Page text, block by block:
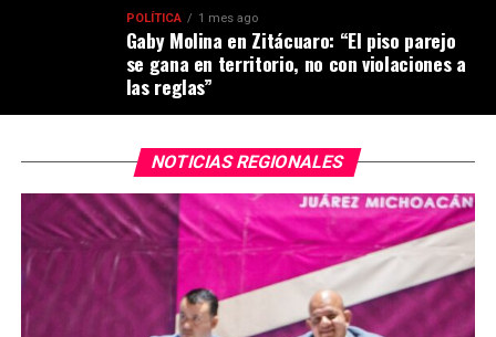
POLÍTICA 1 mes ago
Gaby Molina en Zitácuaro: “El piso parejo
se gana en territorio, no con violaciones a
las reglas”
NOTICIAS REGIONALES